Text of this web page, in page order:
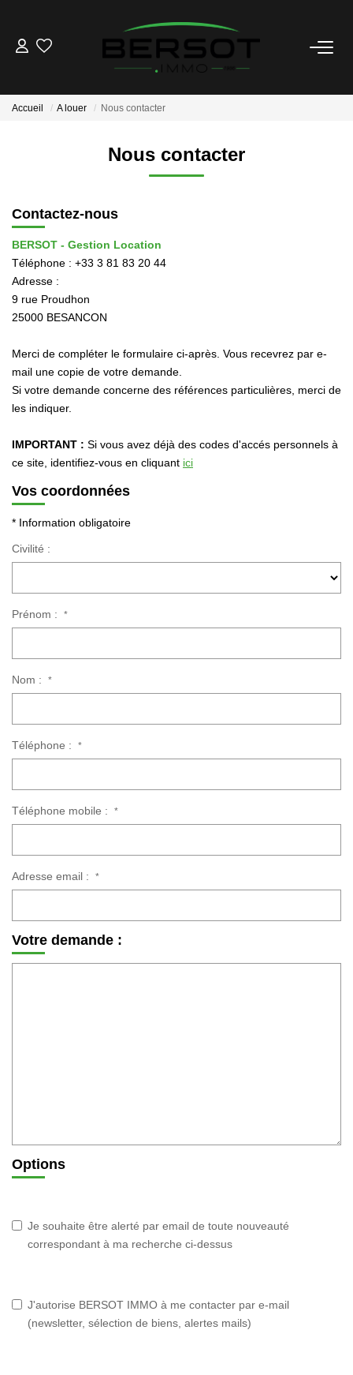
Acheter
Estimer
Nos Outils
Immobilier Professionnel
Locations Saisonnières
GÉRER
LE GROUPE
Nos Agences
Nos Actualités
Accueil A louer Nous contacter
Nous contacter
Contactez-nous
BERSOT - Gestion Location
Téléphone : +33 3 81 83 20 44
Adresse :
9 rue Proudhon
25000 BESANCON
Merci de compléter le formulaire ci-après. Vous recevrez par e-
mail une copie de votre demande.
Si votre demande concerne des références particulières, merci de
les indiquer.
IMPORTANT : Si vous avez déjà des codes d'accés personnels à
ce site, identifiez-vous en cliquant ici
Vos coordonnées
* Information obligatoire
Civilité :
Prénom : *
Nom : *
Téléphone : *
Téléphone mobile : *
Adresse email : *
Votre demande :
Options
Je souhaite être alerté par email de toute nouveauté
correspondant à ma recherche ci-dessus
J'autorise BERSOT IMMO à me contacter par e-mail
(newsletter, sélection de biens, alertes mails)